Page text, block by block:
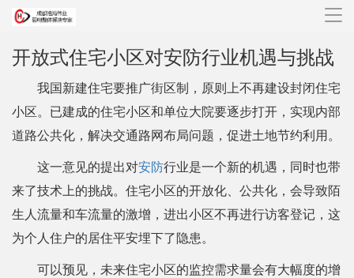
导
开放式住宅小区对安防行业机遇与挑战
我国新建住宅要推广街区制，原则上不再建设封闭住宅
小区。已建成的住宅小区和单位大院要逐步打开，实现内部
道路公共化，解决交通路网布局问题，促进土地节约利用。
这一意见的提出对安防行业是一个新的机遇，同时也带
来了技术上的挑战。住宅小区的开放化、公共化，会导致陌
生人流量和车流量的激增，进出小区不再进行访客登记，这
为个人住户的居住平安埋下了隐患。
可以预见，未来住宅小区的监控需求量会有大幅度的增